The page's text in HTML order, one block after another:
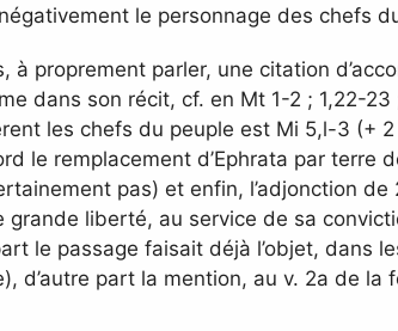
le personnage des chefs
à proprement parler, une citation
dans son récit, cf. en Mt 1-2 ; 1,22-
les chefs du peuple est Mi 5,l-3 (+
le remplacement d’Ephrata par terre
pas) et enfin, l’adjonction
liberté, au service de sa
le passage faisait déjà l’objet, dans
d’autre part la mention, au v. 2a de la